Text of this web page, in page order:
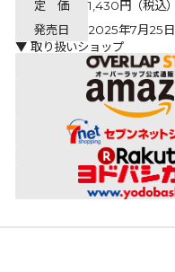
定 価
1,430円（税込）
発売日
2025年7月25日
▼ 取り扱いショップ